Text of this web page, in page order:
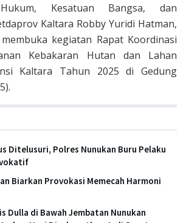
Kesatuan Bangsa, dan
Kaltara Robby Yuridi Hatman,
kegiatan Rapat Koordinasi
Kebakaran Hutan dan Lahan
Kaltara Tahun 2025 di Gedung
Ditelusuri, Polres Nunukan Buru Pelaku
Biarkan Provokasi Memecah Harmoni
Dulla di Bawah Jembatan Nunukan